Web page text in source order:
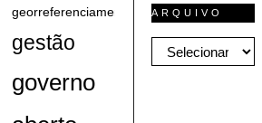
georreferenciamento
gestão
governo
ARQUIVO
Arquivo